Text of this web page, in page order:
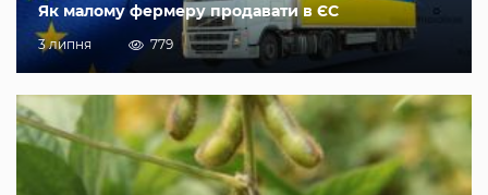
Як малому фермеру продавати в ЄС
3 липня 779